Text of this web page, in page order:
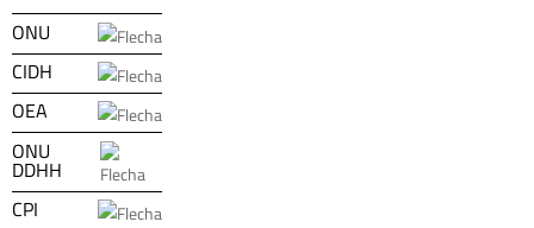
ONU
CIDH
OEA
ONU
DDHH
CPI